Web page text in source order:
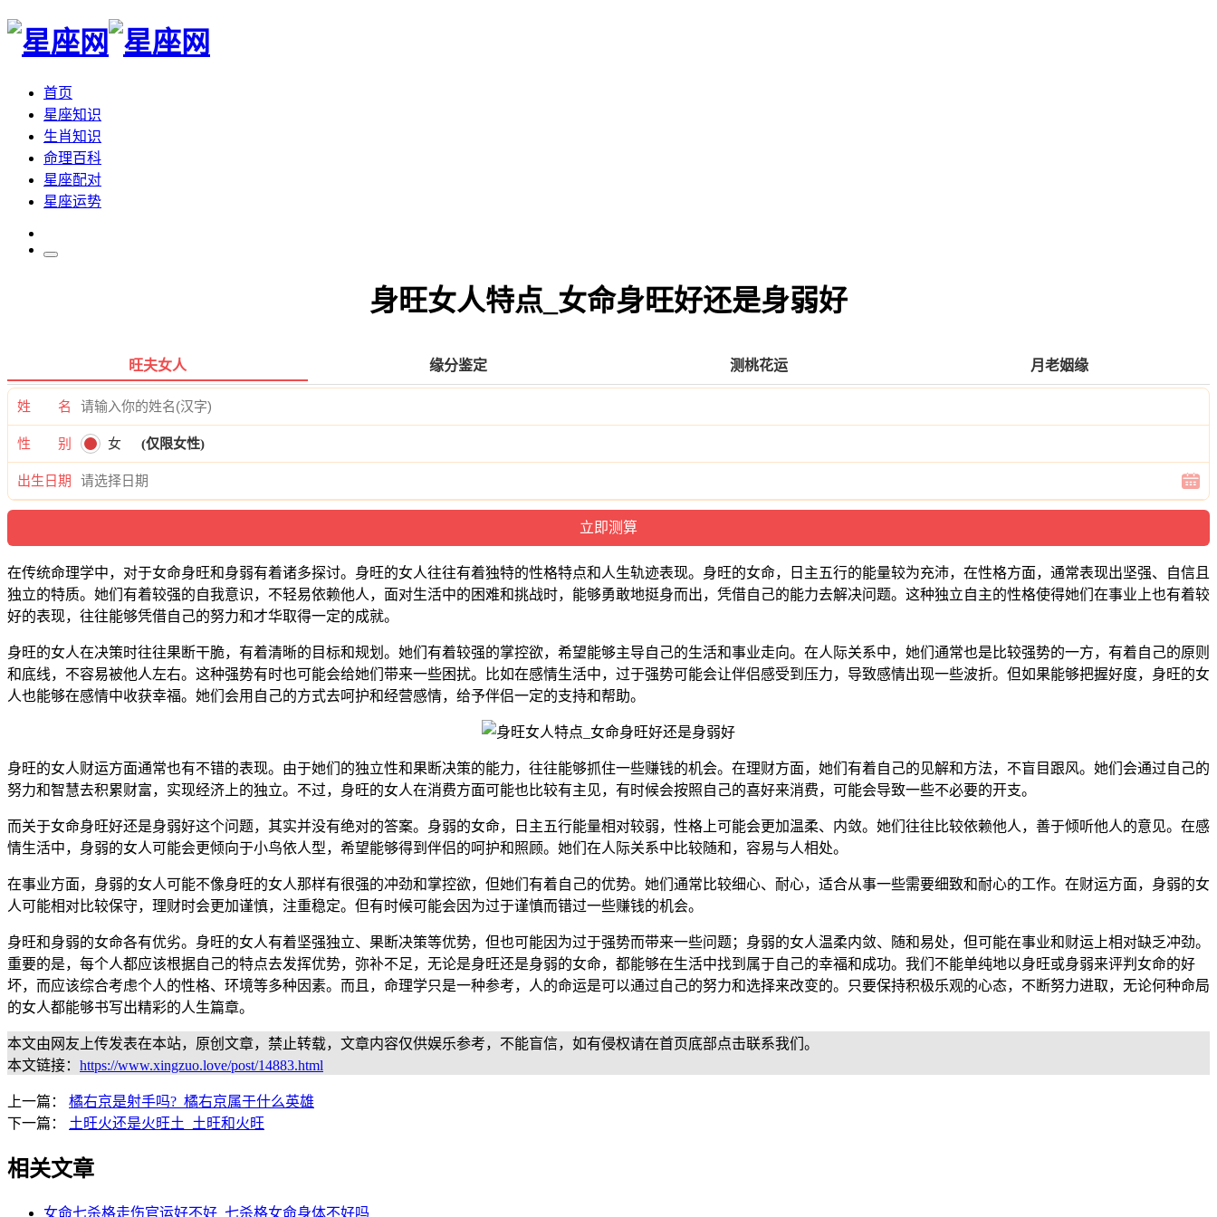
首页
星座知识
生肖知识
命理百科
星座配对
星座运势
身旺女人特点_女命身旺好还是身弱好
旺夫女人 缘分鉴定 测桃花运 月老姻缘
姓 名
性 别 女 (仅限女性)
出生日期
在传统命理学中，对于女命身旺和身弱有着诸多探讨。身旺的女人往往有着独特的性格特点和人生轨迹表现。身旺的女命，日主五行的能量较为充沛，在性格方面，通常表现出坚强、自信且
独立的特质。她们有着较强的自我意识，不轻易依赖他人，面对生活中的困难和挑战时，能够勇敢地挺身而出，凭借自己的能力去解决问题。这种独立自主的性格使得她们在事业上也有着较
好的表现，往往能够凭借自己的努力和才华取得一定的成就。
身旺的女人在决策时往往果断干脆，有着清晰的目标和规划。她们有着较强的掌控欲，希望能够主导自己的生活和事业走向。在人际关系中，她们通常也是比较强势的一方，有着自己的原则
和底线，不容易被他人左右。这种强势有时也可能会给她们带来一些困扰。比如在感情生活中，过于强势可能会让伴侣感受到压力，导致感情出现一些波折。但如果能够把握好度，身旺的女
人也能够在感情中收获幸福。她们会用自己的方式去呵护和经营感情，给予伴侣一定的支持和帮助。
身旺的女人财运方面通常也有不错的表现。由于她们的独立性和果断决策的能力，往往能够抓住一些赚钱的机会。在理财方面，她们有着自己的见解和方法，不盲目跟风。她们会通过自己的
努力和智慧去积累财富，实现经济上的独立。不过，身旺的女人在消费方面可能也比较有主见，有时候会按照自己的喜好来消费，可能会导致一些不必要的开支。
而关于女命身旺好还是身弱好这个问题，其实并没有绝对的答案。身弱的女命，日主五行能量相对较弱，性格上可能会更加温柔、内敛。她们往往比较依赖他人，善于倾听他人的意见。在感
情生活中，身弱的女人可能会更倾向于小鸟依人型，希望能够得到伴侣的呵护和照顾。她们在人际关系中比较随和，容易与人相处。
在事业方面，身弱的女人可能不像身旺的女人那样有很强的冲劲和掌控欲，但她们有着自己的优势。她们通常比较细心、耐心，适合从事一些需要细致和耐心的工作。在财运方面，身弱的女
人可能相对比较保守，理财时会更加谨慎，注重稳定。但有时候可能会因为过于谨慎而错过一些赚钱的机会。
身旺和身弱的女命各有优劣。身旺的女人有着坚强独立、果断决策等优势，但也可能因为过于强势而带来一些问题；身弱的女人温柔内敛、随和易处，但可能在事业和财运上相对缺乏冲劲。
重要的是，每个人都应该根据自己的特点去发挥优势，弥补不足，无论是身旺还是身弱的女命，都能够在生活中找到属于自己的幸福和成功。我们不能单纯地以身旺或身弱来评判女命的好
坏，而应该综合考虑个人的性格、环境等多种因素。而且，命理学只是一种参考，人的命运是可以通过自己的努力和选择来改变的。只要保持积极乐观的心态，不断努力进取，无论何种命局
的女人都能够书写出精彩的人生篇章。
本文由网友上传发表在本站，原创文章，禁止转载，文章内容仅供娱乐参考，不能盲信，如有侵权请在首页底部点击联系我们。
本文链接： https://www.xingzuo.love/post/14883.html
上一篇： 橘右京是射手吗?_橘右京属于什么英雄
下一篇： 土旺火还是火旺土_土旺和火旺
相关文章
女命七杀格走伤官运好不好_七杀格女命身体不好吗